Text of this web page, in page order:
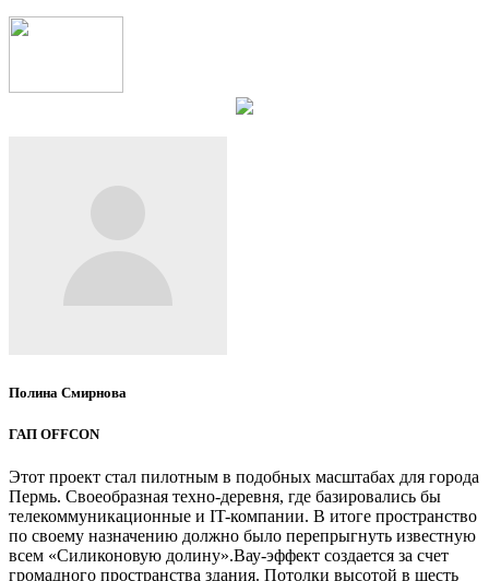
Полина Смирнова
ГАП OFFCON
Этот проект стал пилотным в подобных масштабах для города
Пермь. Своеобразная техно-деревня, где базировались бы
телекоммуникационные и IT-компании. В итоге пространство
по своему назначению должно было перепрыгнуть известную
всем «Силиконовую долину».Вау-эффект создается за счет
громадного пространства здания. Потолки высотой в шесть